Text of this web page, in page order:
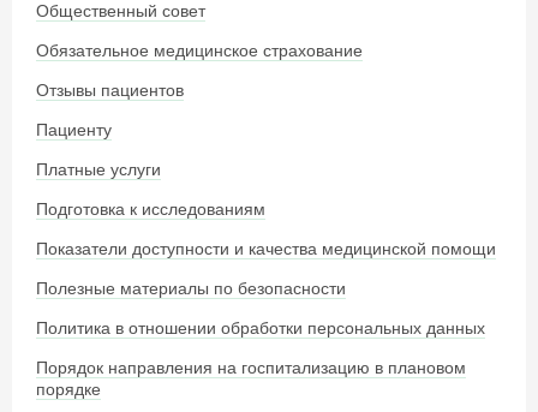
Общественный совет
Обязательное медицинское страхование
Отзывы пациентов
Пациенту
Платные услуги
Подготовка к исследованиям
Показатели доступности и качества медицинской помощи
Полезные материалы по безопасности
Политика в отношении обработки персональных данных
Порядок направления на госпитализацию в плановом
порядке